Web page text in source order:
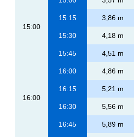
15:00
15:15 3,86 m
15:30 4,18 m
15:45 4,51 m
16:00
16:00 4,86 m
16:15 5,21 m
16:30 5,56 m
16:45 5,89 m